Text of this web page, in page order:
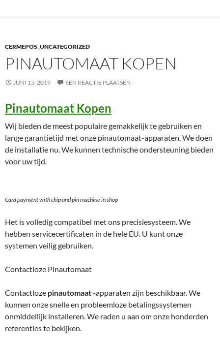
CERMEPOS,UNCATEGORIZED
PINAUTOMAAT KOPEN
JUNI 15, 2019 EEN REACTIE PLAATSEN
Pinautomaat Kopen
Wij bieden de meest populaire gemakkelijk te gebruiken en
lange garantietijd met onze pinautomaat-apparaten. We doen
de installatie nu. We kunnen technische ondersteuning bieden
voor uw tijd.
Card payment with chip and pin machine in shop
Het is volledig compatibel met ons precisiesysteem. We
hebben servicecertificaten in de hele EU. U kunt onze
systemen veilig gebruiken.
Contactloze Pinautomaat
Contactloze pinautomaat-apparaten zijn beschikbaar. We
kunnen onze snelle en probleemloze betalingssystemen
onmiddellijk installeren. We raden u aan om onze honderden
referenties te bekijken.